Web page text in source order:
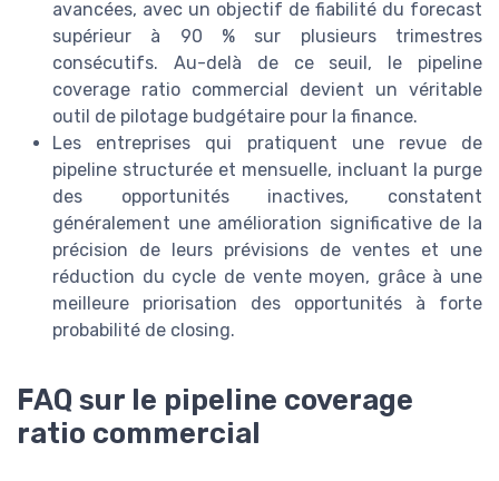
avancées, avec un objectif de fiabilité du forecast
supérieur à 90 % sur plusieurs trimestres
consécutifs. Au-delà de ce seuil, le pipeline
coverage ratio commercial devient un véritable
outil de pilotage budgétaire pour la finance.
Les entreprises qui pratiquent une revue de
pipeline structurée et mensuelle, incluant la purge
des opportunités inactives, constatent
généralement une amélioration significative de la
précision de leurs prévisions de ventes et une
réduction du cycle de vente moyen, grâce à une
meilleure priorisation des opportunités à forte
probabilité de closing.
FAQ sur le pipeline coverage
ratio commercial